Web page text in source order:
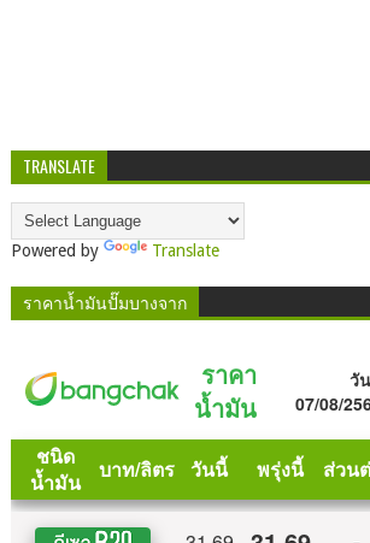
TRANSLATE
Powered by Translate
ราคาน้ำมันปั๊มบางจาก